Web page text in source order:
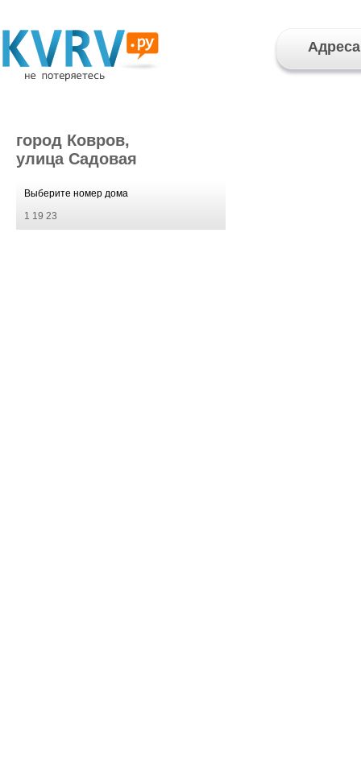
Адреса
город Ковров,
улица Садовая
Выберите номер дома
1 19 23